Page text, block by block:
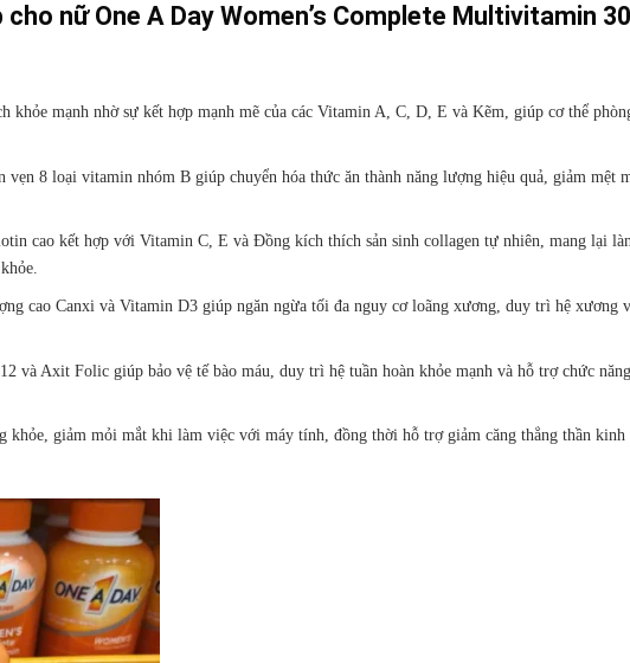
nữ One A Day Women’s Complete Multivitamin
khỏe mạnh nhờ sự kết hợp mạnh mẽ của các Vitamin A, C, D, E và Kẽm, giúp cơ thể
vẹn 8 loại vitamin nhóm B giúp chuyển hóa thức ăn thành năng lượng hiệu quả, giảm mệt
cao kết hợp với Vitamin C, E và Đồng kích thích sản sinh collagen tự nhiên, mang lại
cao Canxi và Vitamin D3 giúp ngăn ngừa tối đa nguy cơ loãng xương, duy trì hệ xương
và Axit Folic giúp bảo vệ tế bào máu, duy trì hệ tuần hoàn khỏe mạnh và hỗ trợ chức
khỏe, giảm mỏi mắt khi làm việc với máy tính, đồng thời hỗ trợ giảm căng thẳng thần kinh